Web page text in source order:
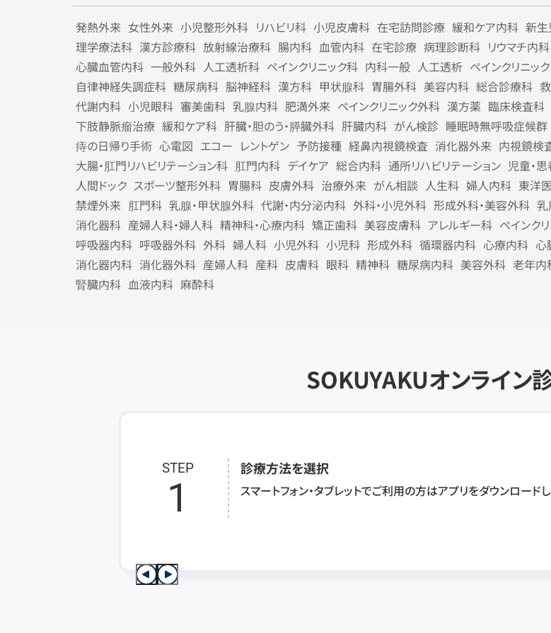
発熱外来 女性外来 小児整形外科 リハビリ科 小児皮膚科 在宅訪問診療 緩和ケア内科 新
理学療法科 漢方診療科 放射線治療科 腸内科 血管内科 在宅診療 病理診断科 リウマチ内科
心臓血管内科 一般外科 人工透析科 ペインクリニック科 内科一般 人工透析 ペインクリニック
自律神経失調症科 糖尿病科 脳神経科 漢方科 甲状腺科 胃腸外科 美容内科 総合診療科
代謝内科 小児眼科 審美歯科 乳腺内科 肥満外来 ペインクリニック外科 漢方薬 臨床検査科
下肢静脈瘤治療 緩和ケア科 肝臓・胆のう・膵臓外科 肝臓内科 がん検診 睡眠時無呼吸症候群
痔の日帰り手術 心電図 エコー レントゲン 予防接種 経鼻内視鏡検査 消化器外来 内視鏡検
大腸・肛門リハビリテーション科 肛門内科 デイケア 総合内科 通所リハビリテーション 児童・
人間ドック スポーツ整形外科 胃腸科 皮膚外科 治療外来 がん相談 人生科 婦人内科 東洋
禁煙外来 肛門科 乳腺・甲状腺外科 代謝・内分泌内科 外科・小児外科 形成外科・美容外科
消化器科 産婦人科・婦人科 精神科・心療内科 矯正歯科 美容皮膚科 アレルギー科 ペインク
呼吸器内科 呼吸器外科 外科 婦人科 小児外科 小児科 形成外科 循環器内科 心療内科 心
消化器内科 消化器外科 産婦人科 産科 皮膚科 眼科 精神科 糖尿病内科 美容外科 老年内
腎臓内科 血液内科 麻酔科
SOKUYAKUオンライン
STEP
1
診療方法を選択
スマートフォン・タブレットでご利用の方はアプリをダウンロードし